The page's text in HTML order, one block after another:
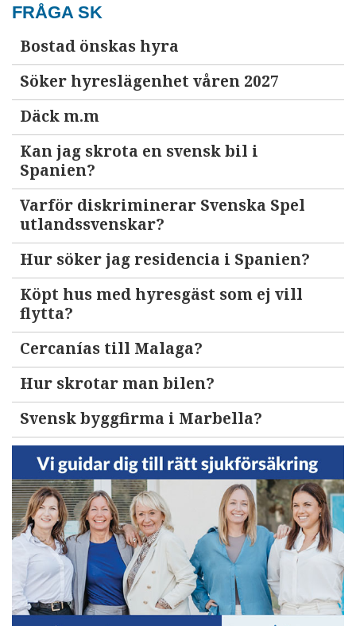
FRÅGA SK
Bostad önskas hyra
Söker hyreslägenhet våren 2027
Däck m.m
Kan jag skrota en svensk bil i
Spanien?
Varför diskriminerar Svenska Spel
utlandssvenskar?
Hur söker jag residencia i Spanien?
Köpt hus med hyresgäst som ej vill
flytta?
Cercanías till Malaga?
Hur skrotar man bilen?
Svensk byggfirma i Marbella?